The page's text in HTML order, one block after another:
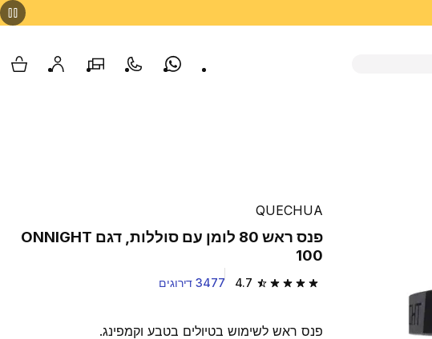
Whatsappצור קשרהסניפים שלנוהחשבון שלי
QUECHUA
פנס ראש 80 לומן עם סוללות, דגם ONNIGHT
100
4.7 4.7 out of 5 stars from 3477 reviews 3477 דירוגים
פנס ראש לשימוש בטיולים בטבע וקמפינג.